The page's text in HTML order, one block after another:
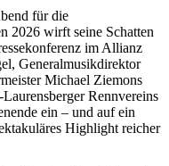
für die
2026 wirft seine Schatten
im Allianz
Generalmusikdirektor
Michael Ziemons
Rennvereins
ein – und auf ein
Highlight reicher